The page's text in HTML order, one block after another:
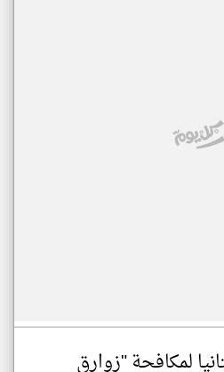
لمكافحة "زوارق